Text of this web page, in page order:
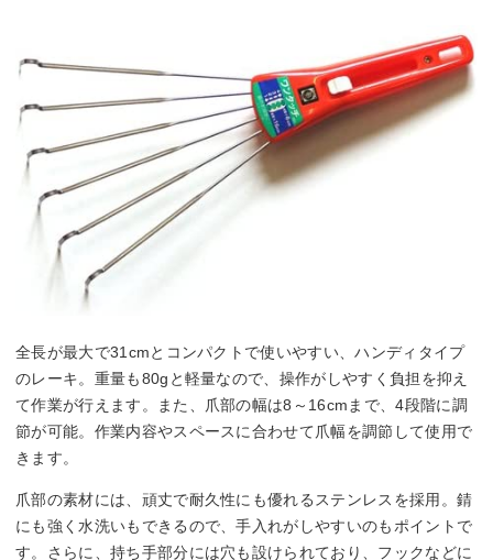
全長が最大で31cmとコンパクトで使いやすい、ハンディタイプ
のレーキ。重量も80gと軽量なので、操作がしやすく負担を抑え
て作業が行えます。また、爪部の幅は8～16cmまで、4段階に調
節が可能。作業内容やスペースに合わせて爪幅を調節して使用で
きます。
爪部の素材には、頑丈で耐久性にも優れるステンレスを採用。錆
にも強く水洗いもできるので、手入れがしやすいのもポイントで
す。さらに、持ち手部分には穴も設けられており、フックなどに